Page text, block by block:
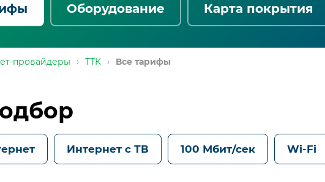
Оборудование Карта покрытия
провайдеры › ТТК › Все тарифы
Интернет с ТВ 100 Мбит/сек Wi-Fi